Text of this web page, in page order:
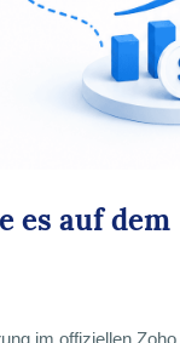
es auf dem
im offiziellen